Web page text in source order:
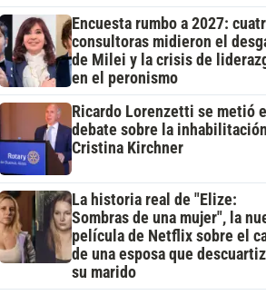
Encuesta rumbo a 2027:
consultoras midieron el
de Milei y la crisis de
en el peronismo
Ricardo Lorenzetti se metió
debate sobre la
Cristina Kirchner
La historia real de "Elize:
Sombras de una mujer", la
película de Netflix sobre el
de una esposa que
su marido